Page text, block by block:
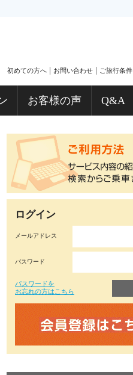
初めての方へ お問い合わせ ご旅行条件
お客様の声 Q&A
ログイン
メールアドレス
パスワード
パスワードを
お忘れの方はこちら